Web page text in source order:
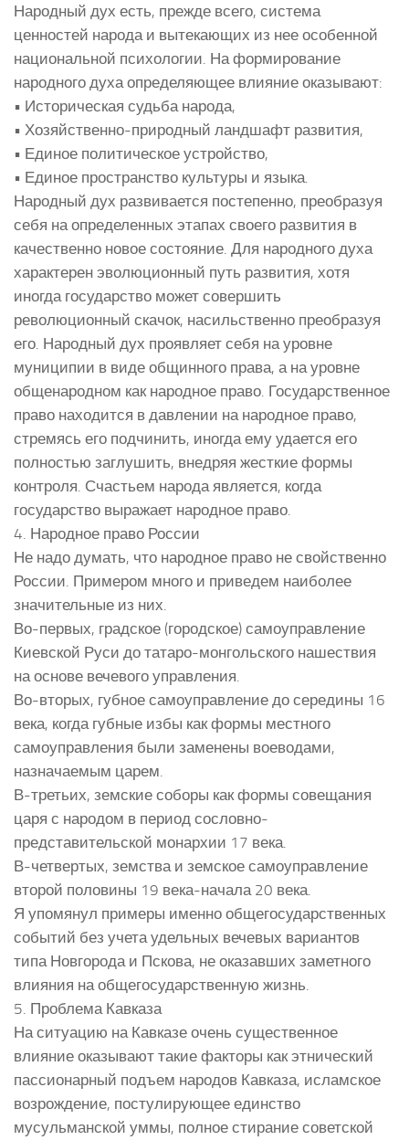
Народный дух есть, прежде всего, система
ценностей народа и вытекающих из нее особенной
национальной психологии. На формирование
народного духа определяющее влияние оказывают:
• Историческая судьба народа,
• Хозяйственно-природный ландшафт развития,
• Единое политическое устройство,
• Единое пространство культуры и языка.
Народный дух развивается постепенно, преобразуя
себя на определенных этапах своего развития в
качественно новое состояние. Для народного духа
характерен эволюционный путь развития, хотя
иногда государство может совершить
революционный скачок, насильственно преобразуя
его. Народный дух проявляет себя на уровне
муниципии в виде общинного права, а на уровне
общенародном как народное право. Государственное
право находится в давлении на народное право,
стремясь его подчинить, иногда ему удается его
полностью заглушить, внедряя жесткие формы
контроля. Счастьем народа является, когда
государство выражает народное право.
4. Народное право России
Не надо думать, что народное право не свойственно
России. Примером много и приведем наиболее
значительные из них.
Во-первых, градское (городское) самоуправление
Киевской Руси до татаро-монгольского нашествия
на основе вечевого управления.
Во-вторых, губное самоуправление до середины 16
века, когда губные избы как формы местного
самоуправления были заменены воеводами,
назначаемым царем.
В-третьих, земские соборы как формы совещания
царя с народом в период сословно-
представительской монархии 17 века.
В-четвертых, земства и земское самоуправление
второй половины 19 века-начала 20 века.
Я упомянул примеры именно общегосударственных
событий без учета удельных вечевых вариантов
типа Новгорода и Пскова, не оказавших заметного
влияния на общегосударственную жизнь.
5. Проблема Кавказа
На ситуацию на Кавказе очень существенное
влияние оказывают такие факторы как этнический
пассионарный подъем народов Кавказа, исламское
возрождение, постулирующее единство
мусульманской уммы, полное стирание советской